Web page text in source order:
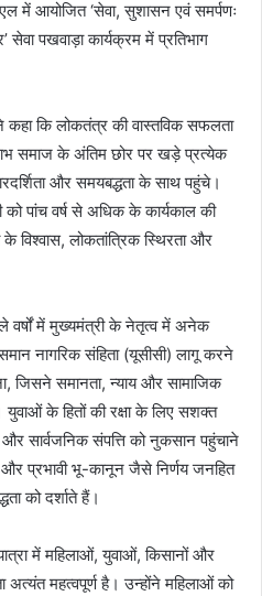
में आयोजित ‘सेवा, सुशासन एवं समर्पणः
पखवाड़ा कार्यक्रम में प्रतिभाग
कहा कि लोकतंत्र की वास्तविक सफलता
समाज के अंतिम छोर पर खड़े प्रत्येक
और समयबद्धता के साथ पहुंचे।
को पांच वर्ष से अधिक के कार्यकाल की
विश्वास, लोकतांत्रिक स्थिरता और
वर्षों में मुख्यमंत्री के नेतृत्व में अनेक
नागरिक संहिता (यूसीसी) लागू करने
जिसने समानता, न्याय और सामाजिक
के हितों की रक्षा के लिए सशक्त
सार्वजनिक संपत्ति को नुकसान पहुंचाने
और प्रभावी भू-कानून जैसे निर्णय जनहित
को दर्शाते हैं।
में महिलाओं, युवाओं, किसानों और
अत्यंत महत्वपूर्ण है। उन्होंने महिलाओं को